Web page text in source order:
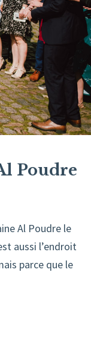
Poudre
Al Poudre le
aussi l’endroit
parce que le